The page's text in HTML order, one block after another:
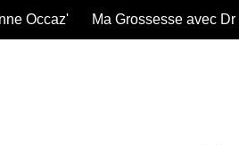
Occaz' Ma Grossesse avec